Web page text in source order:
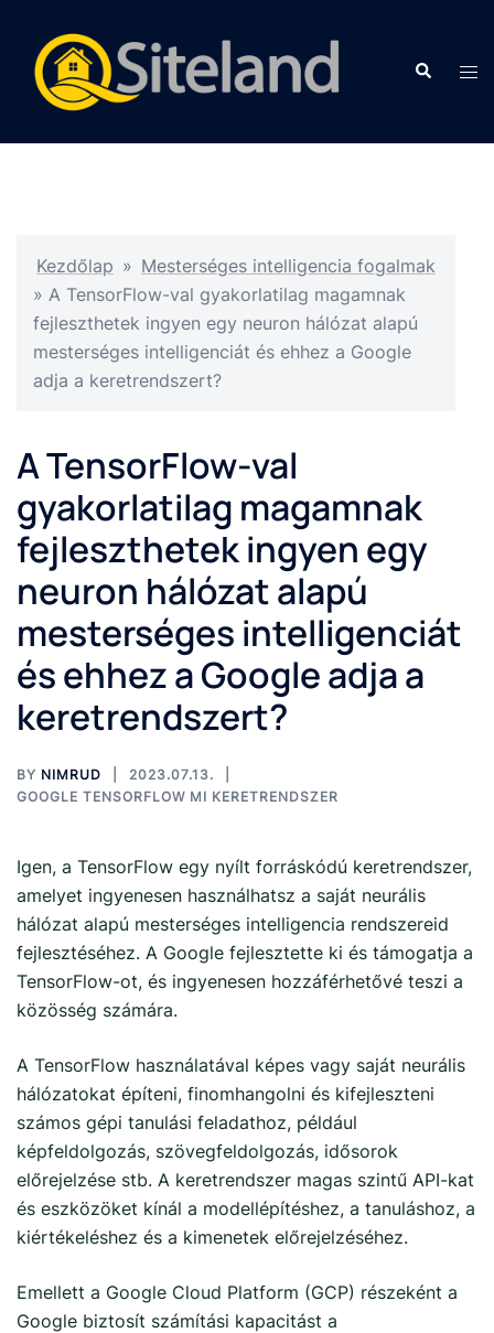
Kezdőlap » Mesterséges intelligencia fogalmak
» A TensorFlow-val gyakorlatilag magamnak
fejleszthetek ingyen egy neuron hálózat alapú
mesterséges intelligenciát és ehhez a Google
adja a keretrendszert?
A TensorFlow-val
gyakorlatilag magamnak
fejleszthetek ingyen egy
neuron hálózat alapú
mesterséges intelligenciát
és ehhez a Google adja a
keretrendszert?
BY NIMRUD
2023.07.13.
GOOGLE TENSORFLOW MI KERETRENDSZER
Igen, a TensorFlow egy nyílt forráskódú keretrendszer,
amelyet ingyenesen használhatsz a saját neurális
hálózat alapú mesterséges intelligencia rendszereid
fejlesztéséhez. A Google fejlesztette ki és támogatja a
TensorFlow-ot, és ingyenesen hozzáférhetővé teszi a
közösség számára.
A TensorFlow használatával képes vagy saját neurális
hálózatokat építeni, finomhangolni és kifejleszteni
számos gépi tanulási feladathoz, például
képfeldolgozás, szövegfeldolgozás, idősorok
előrejelzése stb. A keretrendszer magas szintű API-kat
és eszközöket kínál a modellépítéshez, a tanuláshoz, a
kiértékeléshez és a kimenetek előrejelzéséhez.
Emellett a Google Cloud Platform (GCP) részeként a
Google biztosít számítási kapacitást a